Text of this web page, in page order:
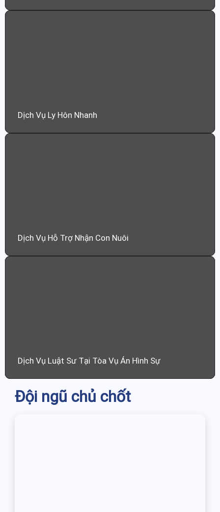
Dịch Vụ Ly Hôn Nhanh
Dịch Vụ Hỗ Trợ Nhận Con Nuôi
Dịch Vụ Luật Sư Tại Tòa Vụ Án Hình Sự
Đội ngũ chủ chốt